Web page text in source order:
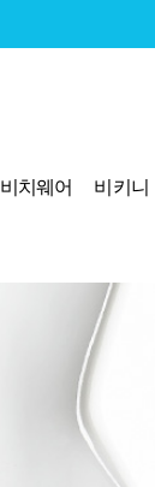
비치웨어 비키니